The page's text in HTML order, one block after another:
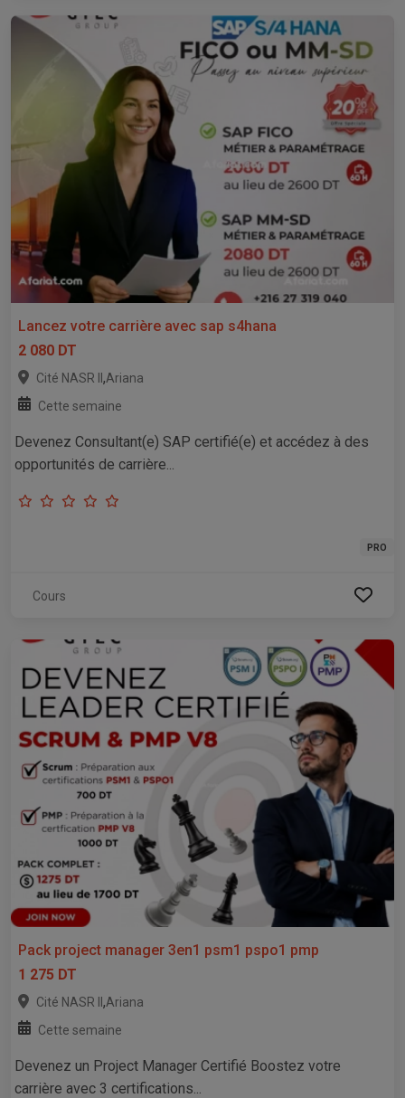
Lancez votre carrière avec sap s4hana
2 080 DT
Cité NASR II ,Ariana
Cette semaine
Devenez Consultant(e) SAP certifié(e) et accédez à des
opportunités de carrière...
PRO
Cours
Pack project manager 3en1 psm1 pspo1 pmp
1 275 DT
Cité NASR II,Ariana
Cette semaine
Devenez un Project Manager Certifié Boostez votre
carrière avec 3 certifications...